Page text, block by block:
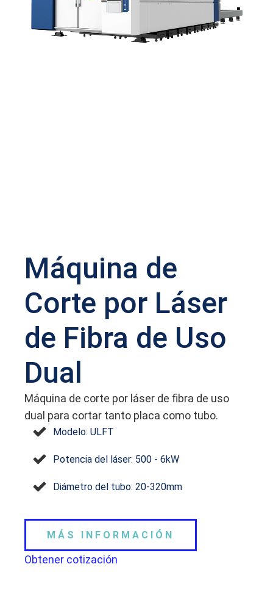
Máquina de
Corte por Láser
de Fibra de Uso
Dual
Máquina de corte por láser de fibra de uso
dual para cortar tanto placa como tubo.
Modelo: ULFT
Potencia del láser: 500 - 6kW
Diámetro del tubo: 20-320mm
MÁS INFORMACIÓN
Obtener cotización